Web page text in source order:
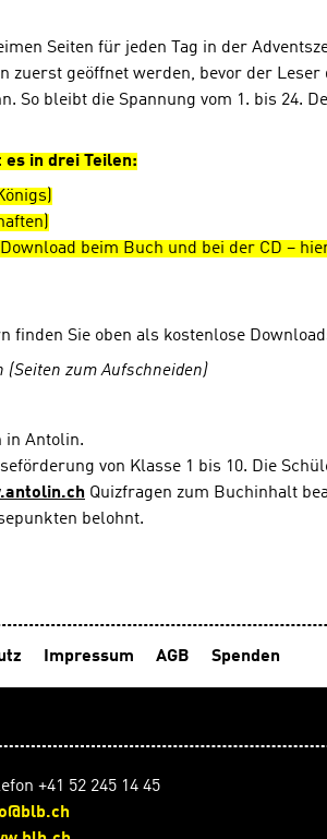
Seiten für jeden Tag in der
zuerst geöffnet werden, bevor der Leser
So bleibt die Spannung vom 1. bis 24.
es in drei Teilen:
beim Buch und bei der CD –
finden Sie oben als kostenlose
(Seiten zum Aufschneiden)
in Antolin.
von Klasse 1 bis 10. Die
Quizfragen zum Buchinhalt
belohnt.
Impressum AGB Spenden
+41 52 245 14 45